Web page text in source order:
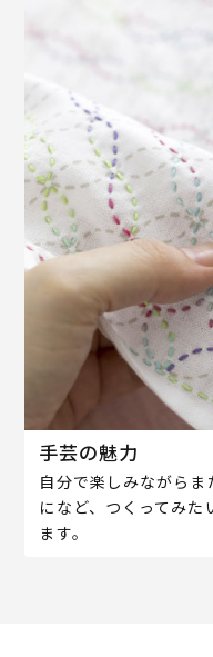
手芸の魅力
自分で楽しみながら
になど、つくってみ
ます。